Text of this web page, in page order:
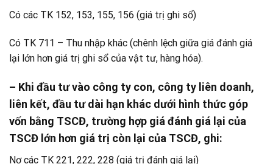
Có các TK 152, 153, 155, 156 (giá trị ghi sổ)
Có TK 711 – Thu nhập khác (chênh lệch giữa giá đánh giá
lại lớn hơn giá trị ghi sổ của vật tư, hàng hóa).
– Khi đầu tư vào công ty con, công ty liên doanh,
liên kết, đầu tư dài hạn khác dưới hình thức góp
vốn bằng TSCĐ, trường hợp giá đánh giá lại của
TSCĐ lớn hơn giá trị còn lại của TSCĐ, ghi:
Nợ các TK 221, 222, 228 (giá trị đánh giá lại)